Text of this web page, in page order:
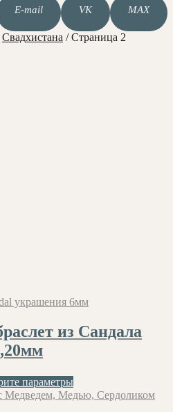
E-mail VK MAX
Свадхистана /Страница 2
из Сандала
параметрыЭтот
товар
имеет